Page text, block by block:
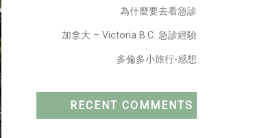
為什麼要去看急診
加拿大 – Victoria B.C. 急診經驗
多倫多小旅行-感想
RECENT COMMENTS